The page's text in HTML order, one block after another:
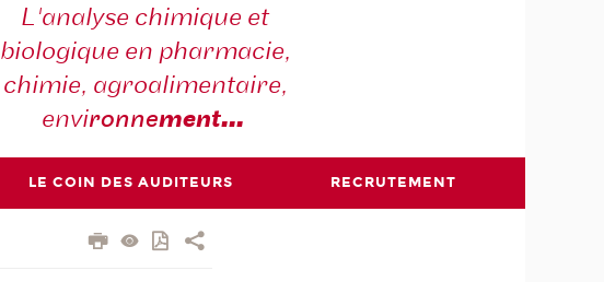
L'analyse chimique et
biologique en pharmacie,
chimie, agroalimentaire,
environnement...
LE COIN DES AUDITEURS RECRUTEMENT